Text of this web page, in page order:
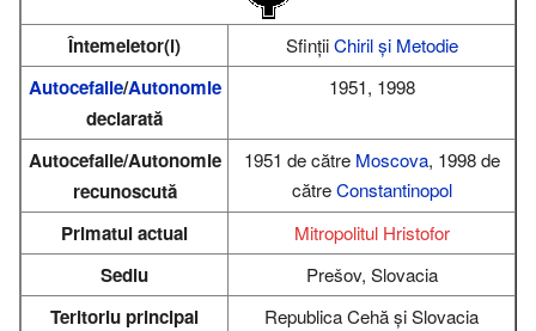
Întemeietor(i) SfințiiChiril și Metodie
Autocefalie/Autonomie
declarată
1951, 1998
Autocefalie/Autonomie
recunoscută
1951 de către Moscova, 1998 de
cătreConstantinopol
Primatul actual Mitropolitul Hristofor
Sediu Prešov, Slovacia
Teritoriu principal Republica Cehă și Slovacia